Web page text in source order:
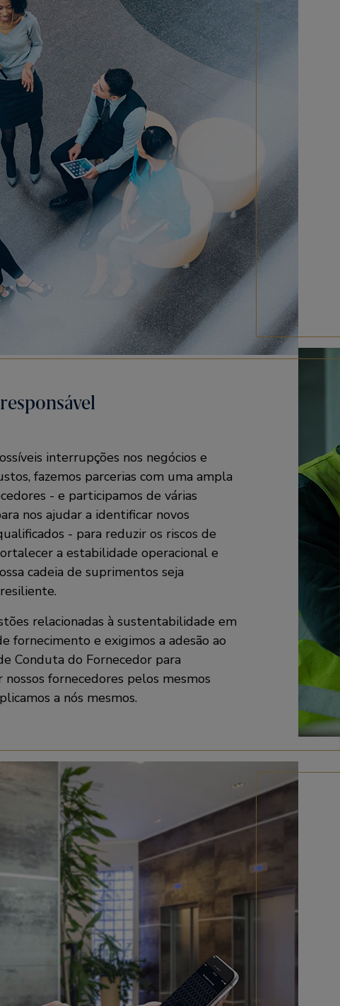
interrupções nos negócios e
fazemos parcerias com uma ampla
- e participamos de várias
nos ajudar a identificar novos
- para reduzir os riscos de
a estabilidade operacional e
cadeia de suprimentos seja
relacionadas à sustentabilidade em
fornecimento e exigimos a adesão ao
Conduta do Fornecedor para
nossos fornecedores pelos mesmos
a nós mesmos.